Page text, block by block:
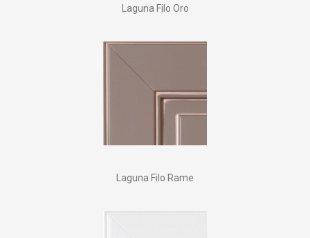
Laguna Filo Oro
Laguna Filo Rame